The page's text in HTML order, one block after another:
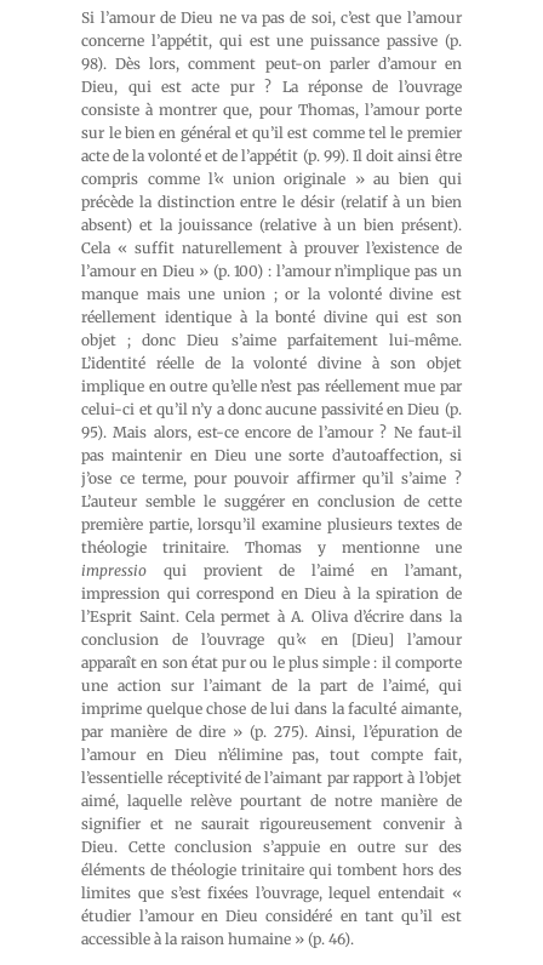
Si l’amour de Dieu ne va pas de soi, c’est que l’amour
concerne l’appétit, qui est une puissance passive (p.
98). Dès lors, comment peut-on parler d’amour en
Dieu, qui est acte pur ? La réponse de l’ouvrage
consiste à montrer que, pour Thomas, l’amour porte
sur le bien en général et qu’il est comme tel le premier
acte de la volonté et de l’appétit (p. 99). Il doit ainsi être
compris comme l’« union originale » au bien qui
précède la distinction entre le désir (relatif à un bien
absent) et la jouissance (relative à un bien présent).
Cela « suffit naturellement à prouver l’existence de
l’amour en Dieu » (p. 100) : l’amour n’implique pas un
manque mais une union ; or la volonté divine est
réellement identique à la bonté divine qui est son
objet ; donc Dieu s’aime parfaitement lui-même.
L’identité réelle de la volonté divine à son objet
implique en outre qu’elle n’est pas réellement mue par
celui-ci et qu’il n’y a donc aucune passivité en Dieu (p.
95). Mais alors, est-ce encore de l’amour ? Ne faut-il
pas maintenir en Dieu une sorte d’autoaffection, si
j’ose ce terme, pour pouvoir affirmer qu’il s’aime ?
L’auteur semble le suggérer en conclusion de cette
première partie, lorsqu’il examine plusieurs textes de
théologie trinitaire. Thomas y mentionne une
impressio qui provient de l’aimé en l’amant,
impression qui correspond en Dieu à la spiration de
l’Esprit Saint. Cela permet à A. Oliva d’écrire dans la
conclusion de l’ouvrage qu’« en [Dieu] l’amour
apparaît en son état pur ou le plus simple : il comporte
une action sur l’aimant de la part de l’aimé, qui
imprime quelque chose de lui dans la faculté aimante,
par manière de dire » (p. 275). Ainsi, l’épuration de
l’amour en Dieu n’élimine pas, tout compte fait,
l’essentielle réceptivité de l’aimant par rapport à l’objet
aimé, laquelle relève pourtant de notre manière de
signifier et ne saurait rigoureusement convenir à
Dieu. Cette conclusion s’appuie en outre sur des
éléments de théologie trinitaire qui tombent hors des
limites que s’est fixées l’ouvrage, lequel entendait «
étudier l’amour en Dieu considéré en tant qu’il est
accessible à la raison humaine » (p. 46).